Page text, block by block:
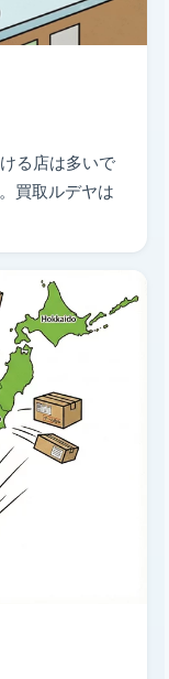
る店は多いで
買取ルデヤは